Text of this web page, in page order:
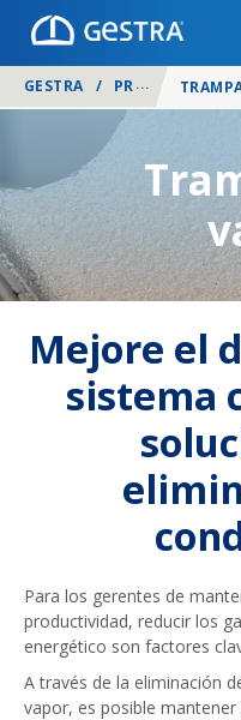
GESTRA / PRODUCTOS /
Mejore el
sistema
Para los gerentes de
productividad, reducir los
energético son factores
A través de la eliminación
vapor, es posible